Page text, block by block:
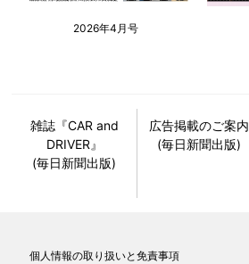
2026年4月号
雑誌『CAR and
DRIVER』
(毎日新聞出版)
広告掲載のご案内
(毎日新聞出版)
個人情報の取り扱いと免責事項